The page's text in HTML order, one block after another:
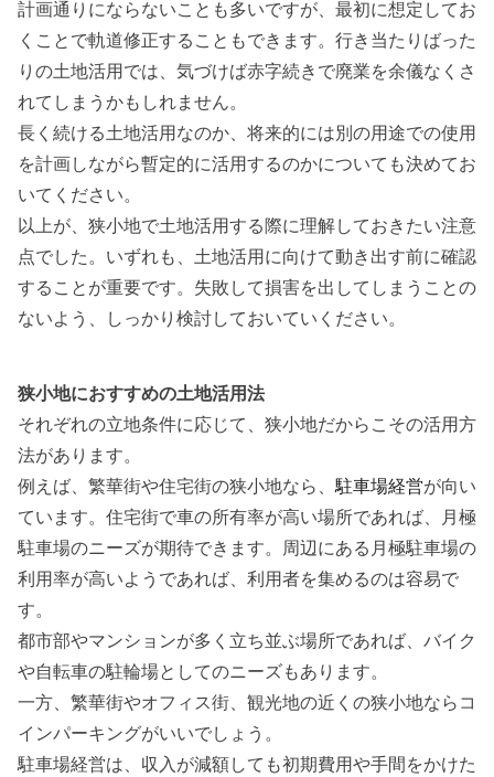
計画通りにならないことも多いですが、最初に想定してお
くことで軌道修正することもできます。行き当たりばった
りの土地活用では、気づけば赤字続きで廃業を余儀なくさ
れてしまうかもしれません。
長く続ける土地活用なのか、将来的には別の用途での使用
を計画しながら暫定的に活用するのかについても決めてお
いてください。
以上が、狭小地で土地活用する際に理解しておきたい注意
点でした。いずれも、 土地活用に向けて動き出す前に確認
することが重要です。失敗して損害を出してしまうことの
ないよう、しっかり検討しておいていください。
狭小地におすすめの土地活用法
それぞれの立地条件に応じて、狭小地だからこその活用方
法があります。
例えば、繁華街や住宅街の狭小地なら、駐車場経営が向い
ています。住宅街で車の所有率が高い場所であれば、月極
駐車場のニーズが期待できます。周辺にある月極駐車場の
利用率が高いようであれば、利用者を集めるのは容易で
す。
都市部やマンションが多く立ち並ぶ場所であれば、バイク
や自転車の駐輪場としてのニーズもあります。
一方、繁華街やオフィス街、観光地の近くの狭小地ならコ
インパーキングがいいでしょう。
駐車場経営は、収入が減額しても初期費用や手間をかけた